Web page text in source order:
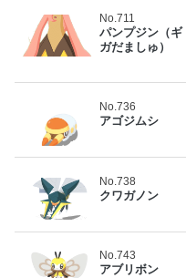
No.711
パンプジン（ギ
ガだましゅ）
No.736
アゴジムシ
No.738
クワガノン
No.743
アブリボン